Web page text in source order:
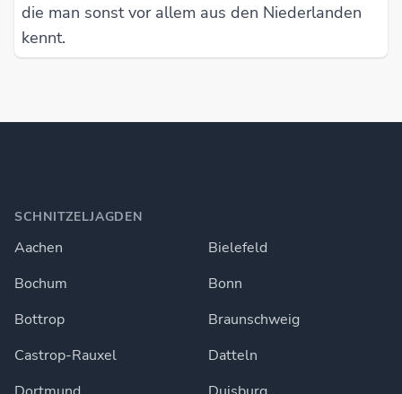
die man sonst vor allem aus den Niederlanden
kennt.
SCHNITZELJAGDEN
Aachen
Bielefeld
Bochum
Bonn
Bottrop
Braunschweig
Castrop-Rauxel
Datteln